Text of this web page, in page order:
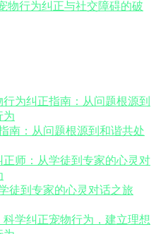
物行为纠正与社交障碍的破
南：从问题根源到和谐共处
徒到专家的心灵对话之旅